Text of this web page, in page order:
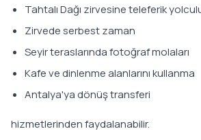
Tahtalı Dağı zirvesine teleferik
Zirvede serbest zaman
Seyir teraslarında fotoğraf molaları
Kafe ve dinlenme alanlarını kullanma
Antalya'ya dönüş transferi
hizmetlerinden faydalanabilir.